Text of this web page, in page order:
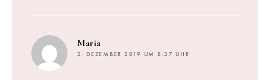
Maria
2. DEZEMBER 2019 UM 8:37 UHR